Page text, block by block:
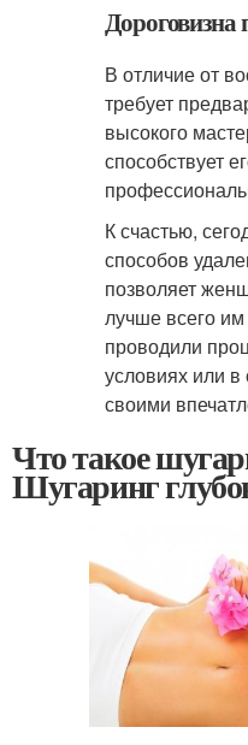
Дороговизна
В отличие от
требует
высокого
способствует
К счастью,
способов
позволяет
лучше всего
проводили
условиях или
своими
Что такое
Шугаринг